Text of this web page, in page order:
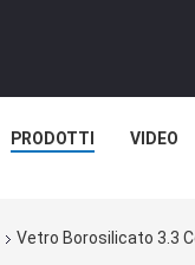
PRODOTTI VIDEO
Vetro Borosilicato 3.3